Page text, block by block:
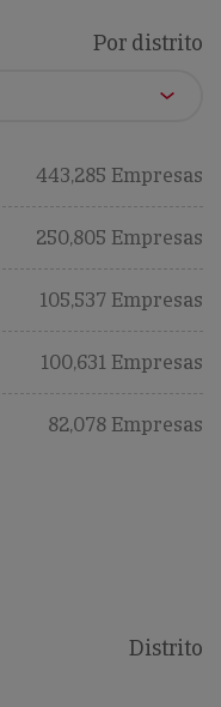
Por distrito
443,285 Empresas
250,805 Empresas
105,537 Empresas
100,631 Empresas
82,078 Empresas
Distrito